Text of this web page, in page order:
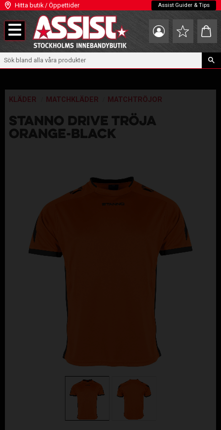
Meny
Hitta butik / Öppettider Assist Guider & Tips
Favoriter
KLÄDER MATCHKLÄDER MATCHTRÖJOR
STANNO DRIVE TRÖJA
ORANGE-BLACK